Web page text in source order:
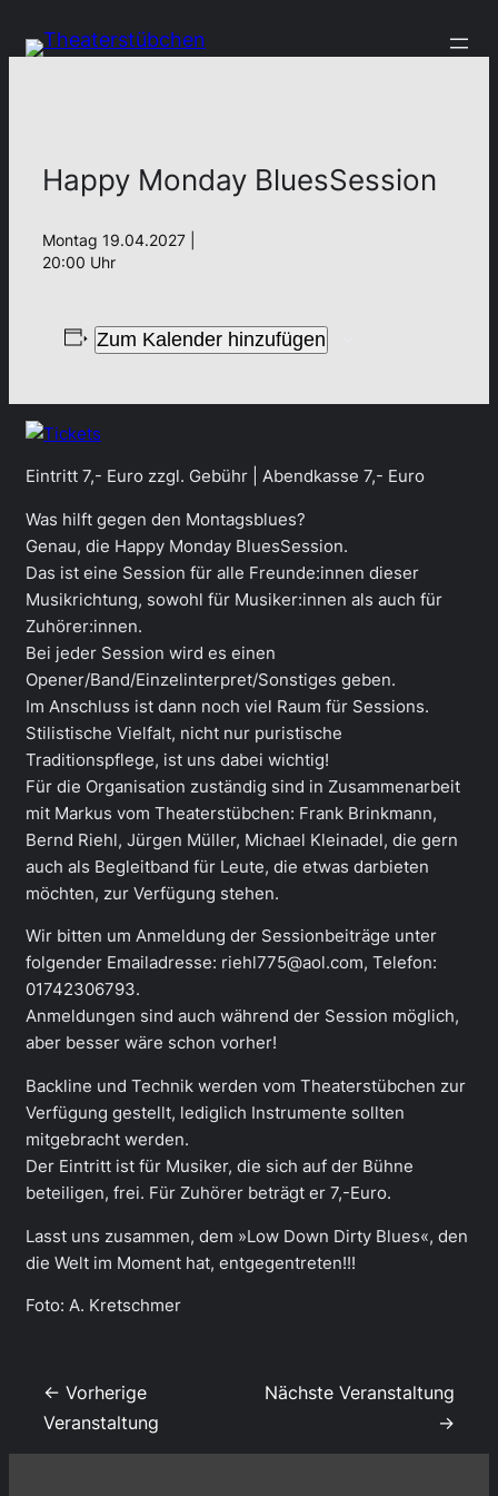
Happy Monday BluesSession
Montag 19.04.2027 |
20:00 Uhr
Zum Kalender hinzufügen
Eintritt 7,- Euro zzgl. Gebühr | Abendkasse 7,- Euro
Was hilft gegen den Montagsblues?
Genau, die Happy Monday BluesSession.
Das ist eine Session für alle Freunde:innen dieser
Musikrichtung, sowohl für Musiker:innen als auch für
Zuhörer:innen.
Bei jeder Session wird es einen
Opener/Band/Einzelinterpret/Sonstiges geben.
Im Anschluss ist dann noch viel Raum für Sessions.
Stilistische Vielfalt, nicht nur puristische
Traditionspflege, ist uns dabei wichtig!
Für die Organisation zuständig sind in Zusammenarbeit
mit Markus vom Theaterstübchen: Frank Brinkmann,
Bernd Riehl, Jürgen Müller, Michael Kleinadel, die gern
auch als Begleitband für Leute, die etwas darbieten
möchten, zur Verfügung stehen.
Wir bitten um Anmeldung der Sessionbeiträge unter
folgender Emailadresse: riehl775@aol.com, Telefon:
01742306793.
Anmeldungen sind auch während der Session möglich,
aber besser wäre schon vorher!
Backline und Technik werden vom Theaterstübchen zur
Verfügung gestellt, lediglich Instrumente sollten
mitgebracht werden.
Der Eintritt ist für Musiker, die sich auf der Bühne
beteiligen, frei. Für Zuhörer beträgt er 7,-Euro.
Lasst uns zusammen, dem »Low Down Dirty Blues«, den
die Welt im Moment hat, entgegentreten!!!
Foto: A. Kretschmer
← Vorherige
Veranstaltung
Nächste Veranstaltung
→